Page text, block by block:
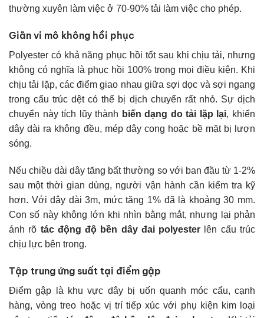
thường xuyên làm việc ở 70-90% tải làm việc cho phép.
Giãn vi mô không hồi phục
Polyester có khả năng phục hồi tốt sau khi chịu tải, nhưng
không có nghĩa là phục hồi 100% trong mọi điều kiện. Khi
chịu tải lặp, các điểm giao nhau giữa sợi dọc và sợi ngang
trong cấu trúc dệt có thể bị dịch chuyển rất nhỏ. Sự dịch
chuyển này tích lũy thành biến dạng do tải lặp lại, khiến
dây dài ra không đều, mép dây cong hoặc bề mặt bị lượn
sóng.
Nếu chiều dài dây tăng bất thường so với ban đầu từ 1-2%
sau một thời gian dùng, người vận hành cần kiểm tra kỹ
hơn. Với dây dài 3m, mức tăng 1% đã là khoảng 30 mm.
Con số này không lớn khi nhìn bằng mắt, nhưng lại phản
ánh rõ tác động độ bền dây đai polyester lên cấu trúc
chịu lực bên trong.
Tập trung ứng suất tại điểm gập
Điểm gập là khu vực dây bị uốn quanh móc cẩu, cạnh
hàng, vòng treo hoặc vị trí tiếp xúc với phụ kiện kim loại